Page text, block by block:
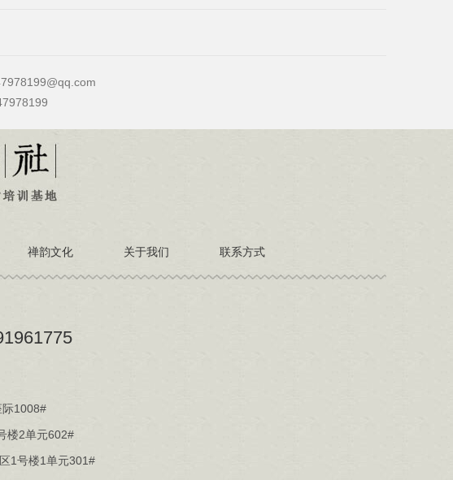
禅韵文化 关于我们 联系方式
际1008#
楼2单元602#
1号楼1单元301#